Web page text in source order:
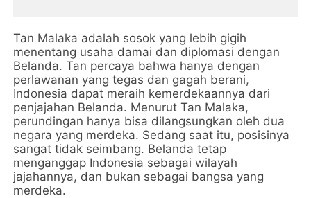
Tan Malaka adalah sosok yang lebih gigih
menentang usaha damai dan diplomasi dengan
Belanda. Tan percaya bahwa hanya dengan
perlawanan yang tegas dan gagah berani,
Indonesia dapat meraih kemerdekaannya dari
penjajahan Belanda. Menurut Tan Malaka,
perundingan hanya bisa dilangsungkan oleh dua
negara yang merdeka. Sedang saat itu, posisinya
sangat tidak seimbang. Belanda tetap
menganggap Indonesia sebagai wilayah
jajahannya, dan bukan sebagai bangsa yang
merdeka.